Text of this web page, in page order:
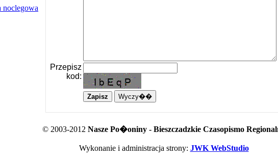
noclegowa
Przepisz
kod:
© 2003-2012 Nasze Po�oniny - Bieszczadzkie Czasopismo
Wykonanie i administracja strony: JWK WebStudio